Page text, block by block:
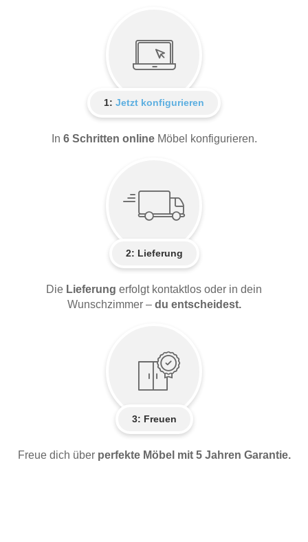
1: Jetzt konfigurieren
In 6 Schritten online Möbel konfigurieren.
2: Lieferung
Die Lieferung erfolgt kontaktlos oder in dein
Wunschzimmer – du entscheidest.
3: Freuen
Freue dich über perfekte Möbel mit 5 Jahren Garantie.